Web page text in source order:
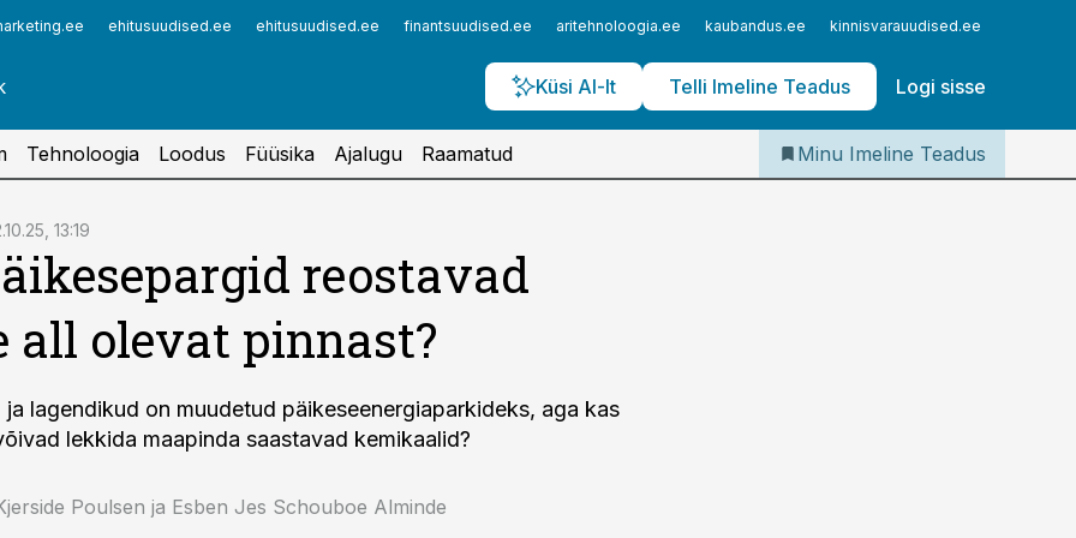
ehitusuudised.ee ehitusuudised.ee finantsuudised.ee aritehnoloogia.ee kaubandus.ee kinnisvarauudised.ee
Küsi AI-lt Telli Imeline Teadus Logi sisse
Iseteenindus
Telli Imeline Teadus
Tehnoloogia Loodus Füüsika Ajalugu Raamatud Minu Imeline Teadus
13:19
reostavad
all olevat pinnast?
ja lagendikud on muudetud päikeseenergiaparkideks, aga kas
lekkida maapinda saastavad kemikaalid?
Poulsen ja Esben Jes Schouboe Alminde